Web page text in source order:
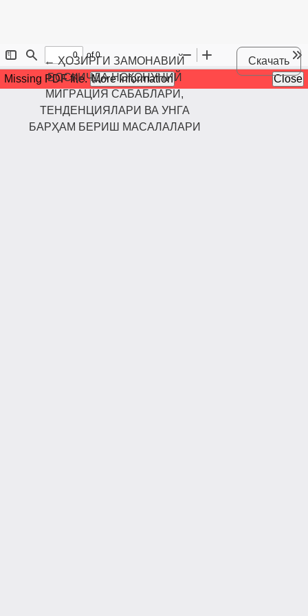
←Maqola tafsilotlariga qaytish
ҲОЗИРГИ ЗАМОНАВИЙ
БОСҚИЧДА НОҚОНУНИЙ
МИГРAЦИЯ САБАБЛАРИ,
ТЕНДЕНЦИЯЛАРИ ВА УНГА
БАРҲАМ БЕРИШ МАСАЛАЛАРИ
Скачать